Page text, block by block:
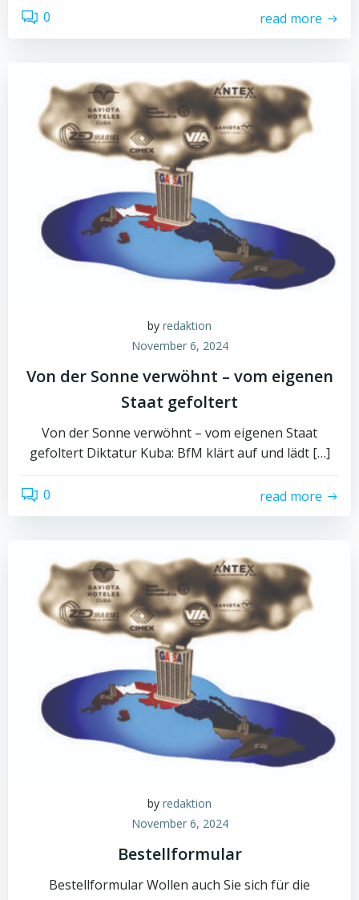
0 read more
by redaktion
November 6, 2024
Von der Sonne verwöhnt – vom eigenen
Staat gefoltert
Von der Sonne verwöhnt – vom eigenen Staat
gefoltert Diktatur Kuba: BfM klärt auf und lädt […]
0 read more
by redaktion
November 6, 2024
Bestellformular
Bestellformular Wollen auch Sie sich für die